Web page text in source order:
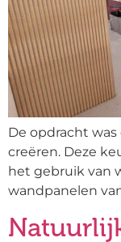
De opdracht
creëren. Deze
het gebruik van
wandpanelen